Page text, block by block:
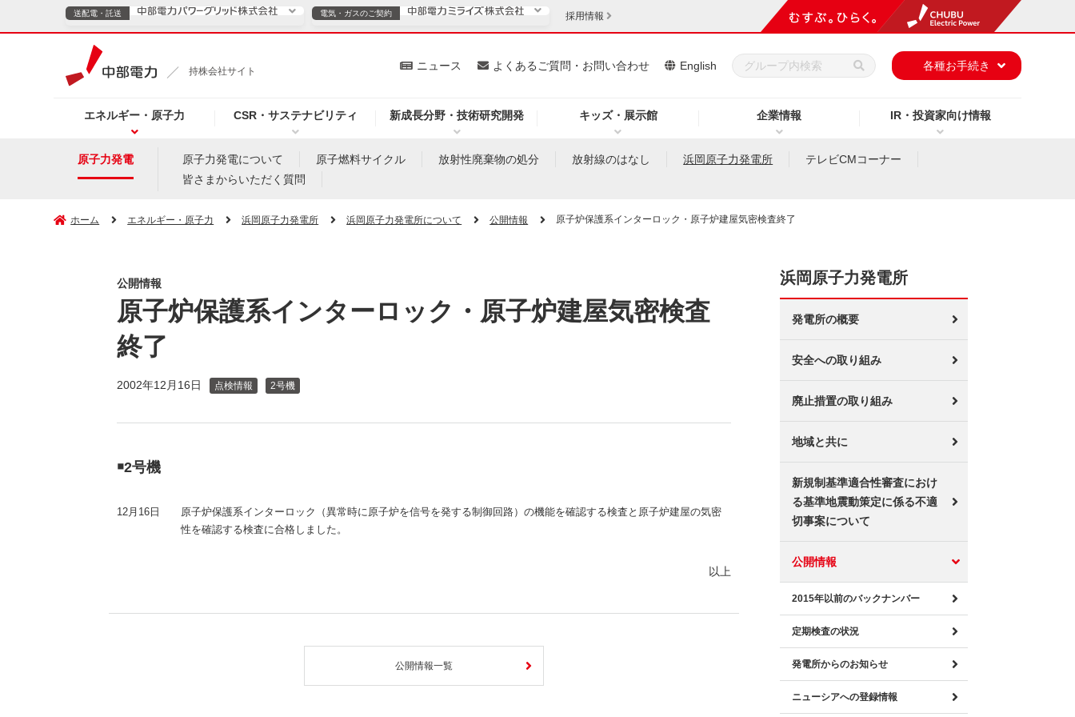
持株会社サイト
エネルギー・原子力 CSR・サステナビリティ 新成長分野・技術研究開発 キッズ・展示館 企業情報 IR・投資家向け情報
ニュース よくあるご質問・お問い合わせ English 各種お手続き
送配電・託送 電気・ガスのご契約
電気・ガスのご契約
プレスリリース（新しいウィンドウを開きます）
採用情報
原子力発電 原子力発電について 原子燃料サイクル 放射性廃棄物の処分 放射線のはなし 浜岡原子力発電所
テレビCMコーナー
皆さまからいただく質問
ホーム エネルギー・原子力 浜岡原子力発電所 浜岡原子力発電所について 公開情報 原子炉保護系インターロック・原子炉建屋気密検査終了
公開情報
原子炉保護系インターロック・原子炉建屋気密検査
終了
2002年12月16日 点検情報 2号機
￭2号機
12月16日
原子炉保護系インターロック（異常時に原子炉を信号を発する制御回路）の機能を確認する検査と原子炉建屋の気密
性を確認する検査に合格しました。
以上
公開情報一覧
浜岡原子力発電所
発電所の概要
安全への取り組み
廃止措置の取り組み
地域と共に
新規制基準適合性審査におけ
る基準地震動策定に係る不適
切事案について
公開情報
2015年以前のバックナンバー
定期検査の状況
発電所からのお知らせ
ニューシアへの登録情報